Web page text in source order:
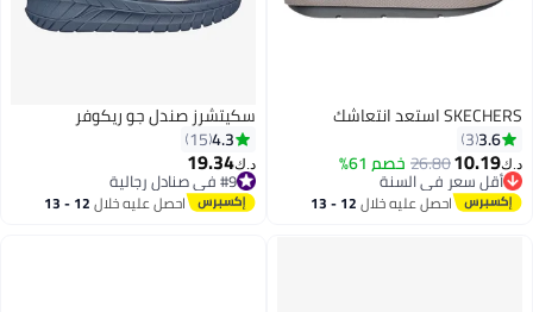
SKECHERS استعد انتعاشك
3.6
3
د.ك‏10.19
26.80خصم 61%
أقل سعر في السنة
أقل سعر في السنة
احصل عليه خلال 12 - 13
سكيتشرز صندل جو ريكوفر
4.3
15
د.ك‏19.34
#9 في صنادل رجالية
#9 في صنادل رجالية احصل عليه خلال 12 - 13